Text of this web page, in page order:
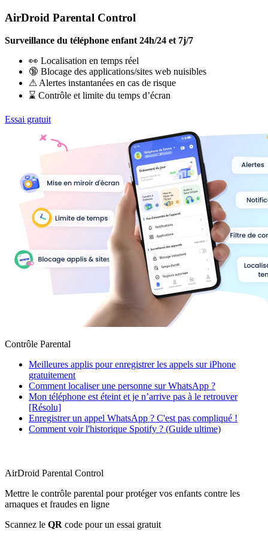
AirDroid Parental Control
Surveillance du téléphone enfant 24h/24 et 7j/7
👀 Localisation en temps réel
🔞 Blocage des applications/sites web nuisibles
⚠ Alertes instantanées en cas de risque
⌛ Contrôle et limite du temps d’écran
Essai gratuit
Contrôle Parental
Meilleures applis pour enregistrer les appels sur iPhone
gratuitement
Comment localiser une personne sur WhatsApp ?
Mon téléphone est éteint et je n’arrive pas à le retrouver
[Résolu]
Enregistrer un appel WhatsApp ? C'est pas compliqué !
Comment voir l'historique Spotify ? (Guide ultime)
AirDroid Parental Control
Mettre le contrôle parental pour protéger vos enfants contre les
arnaques et fraudes en ligne
Scannez le QR code pour un essai gratuit